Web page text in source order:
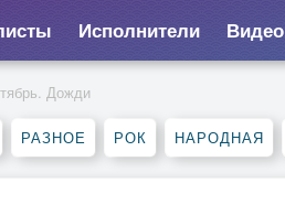
Исполнители Видео
Дожди
РАЗНОЕ РОК НАРОДНАЯ